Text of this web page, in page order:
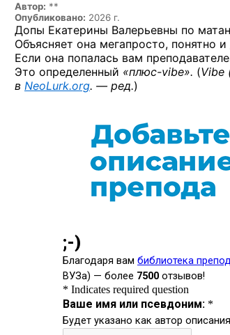
Автор: **
Опубликовано: 2026 г.
Допы Екатерины Валерьевны по
Объясняет она мегапросто, понятно
Если она попалась вам
Это определенный «плюс-vibe». (Vibe
в NeoLurk.org. — ред.)